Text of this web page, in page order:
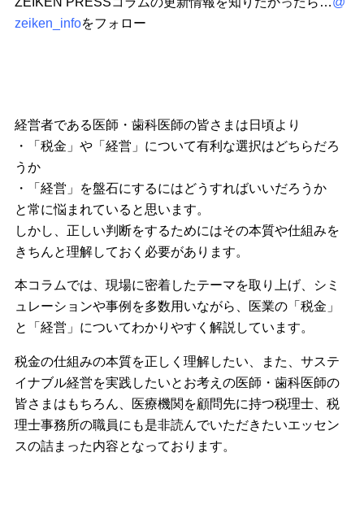
zeiken_infoをフォロー
経営者である医師・歯科医師の皆さまは日頃より
・「税金」や「経営」について有利な選択はどちらだろ
うか
・「経営」を盤石にするにはどうすればいいだろうか
と常に悩まれていると思います。
しかし、正しい判断をするためにはその本質や仕組みを
きちんと理解しておく必要があります。
本コラムでは、現場に密着したテーマを取り上げ、シミ
ュレーションや事例を多数用いながら、医業の「税金」
と「経営」についてわかりやすく解説しています。
税金の仕組みの本質を正しく理解したい、また、サステ
イナブル経営を実践したいとお考えの医師・歯科医師の
皆さまはもちろん、医療機関を顧問先に持つ税理士、税
理士事務所の職員にも是非読んでいただきたいエッセン
スの詰まった内容となっております。